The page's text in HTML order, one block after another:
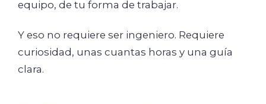
equipo, de tu forma de trabajar.
Y eso no requiere ser ingeniero. Requiere
curiosidad, unas cuantas horas y una guía
clara.